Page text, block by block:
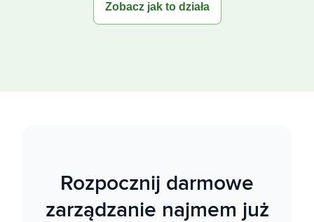
Zobacz jak to działa
Rozpocznij darmowe
zarządzanie najmem już